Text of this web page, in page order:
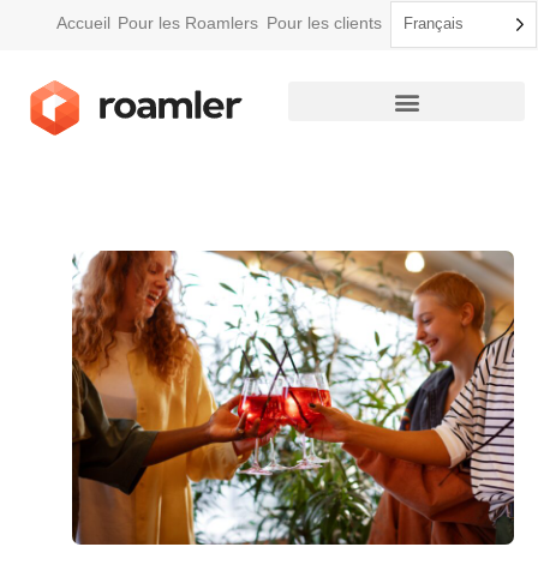
Accueil Pour les Roamlers Pour les clients Français